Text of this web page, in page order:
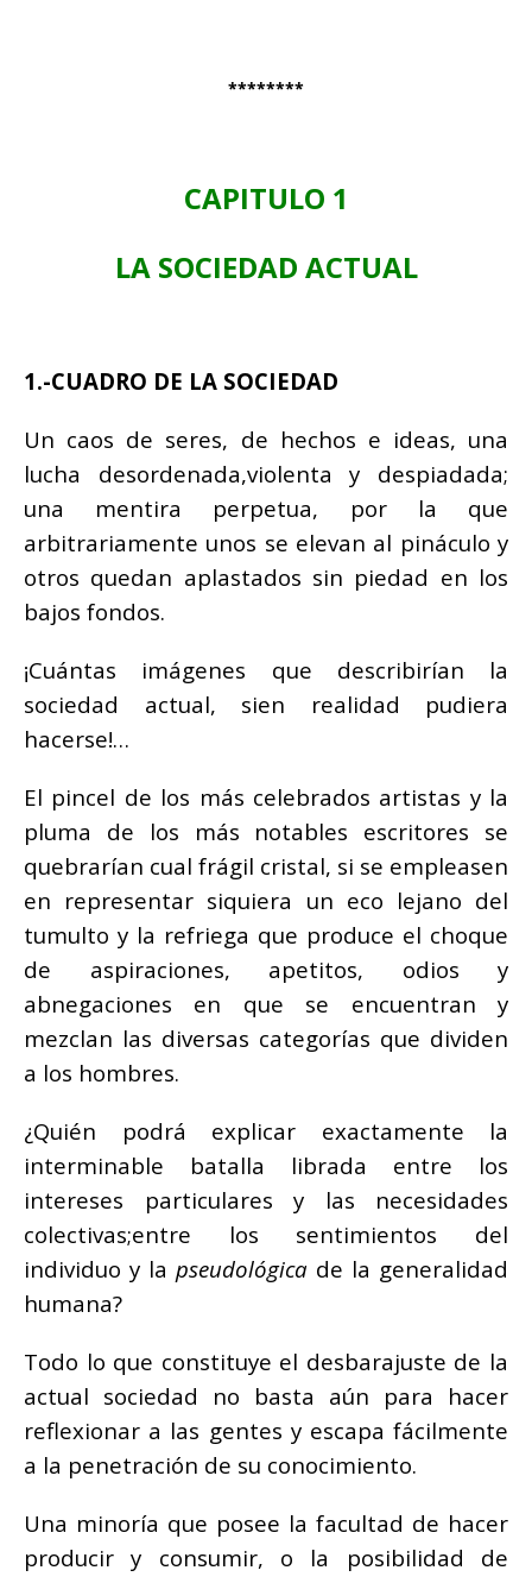
********
CAPITULO 1
LA SOCIEDAD ACTUAL
1.-CUADRO DE LA SOCIEDAD
Un caos de seres, de hechos e ideas, una
lucha desordenada,violenta y despiadada;
una mentira perpetua, por la que
arbitrariamente unos se elevan al pináculo y
otros quedan aplastados sin piedad en los
bajos fondos.
¡Cuántas imágenes que describirían la
sociedad actual, sien realidad pudiera
hacerse!…
El pincel de los más celebrados artistas y la
pluma de los más notables escritores se
quebrarían cual frágil cristal, si se empleasen
en representar siquiera un eco lejano del
tumulto y la refriega que produce el choque
de aspiraciones, apetitos, odios y
abnegaciones en que se encuentran y
mezclan las diversas categorías que dividen
a los hombres.
¿Quién podrá explicar exactamente la
interminable batalla librada entre los
intereses particulares y las necesidades
colectivas;entre los sentimientos del
individuo y la pseudológica de la generalidad
humana?
Todo lo que constituye el desbarajuste de la
actual sociedad no basta aún para hacer
reflexionar a las gentes y escapa fácilmente
a la penetración de su conocimiento.
Una minoría que posee la facultad de hacer
producir y consumir, o la posibilidad de